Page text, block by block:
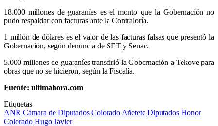
18.000 millones de guaraníes es el monto que la Gobernación no
pudo respaldar con facturas ante la Contraloría.
1 millón de dólares es el valor de las facturas falsas que presentó la
Gobernación, según denuncia de SET y Senac.
5.000 millones de guaraníes transfirió la Gobernación a Tekove para
obras que no se hicieron, según la Fiscalía.
Fuente: ultimahora.com
Etiquetas
ANR Cámara de Diputados Colorado Añetete Diputados Honor
Colorado Hugo Javier